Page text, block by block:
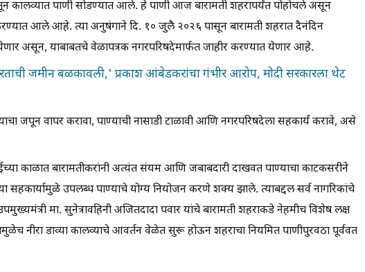
कालव्यात पाणी सोडण्यात आले. हे पाणी आज बारामती शहरापर्यंत पोहोचले असून
आले आहे. त्या अनुषंगाने दि. १० जुलै २०२६ पासून बारामती शहरात दैनंदिन
असून, याबाबतचे वेळापत्रक नगरपरिषदेमार्फत जाहीर करण्यात येणार आहे.
जमीन बळकावली,' प्रकाश आंबेडकरांचा गंभीर आरोप, मोदी सरकारला थेट
जपून वापर करावा, पाण्याची नासाडी टाळावी आणि नगरपरिषदेला सहकार्य करावे, असे
काळात बारामतीकरांनी अत्यंत संयम आणि जबाबदारी दाखवत पाण्याचा काटकसरीने
सहकार्यामुळे उपलब्ध पाण्याचे योग्य नियोजन करणे शक्य झाले. त्याबद्दल सर्व नागरिकांचे
मा. सुनेत्रावहिनी अजितदादा पवार यांचे बारामती शहराकडे नेहमीच विशेष लक्ष
नीरा डाव्या कालव्याचे आवर्तन वेळेत सुरू होऊन शहराचा नियमित पाणीपुरवठा पूर्ववत